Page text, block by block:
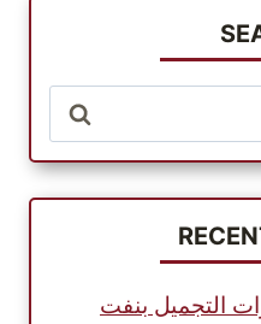
التجميل بنفت